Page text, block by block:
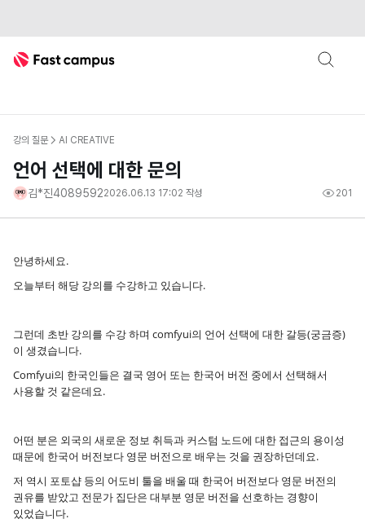
Fast Campus
강의 질문 AI CREATIVE
언어 선택에 대한 문의
김*진40895922026.06.13 17:02 작성 201
안녕하세요.
오늘부터 해당 강의를 수강하고 있습니다.
그런데 초반 강의를 수강 하며 comfyui의 언어 선택에 대한 갈등(궁금증)
이 생겼습니다.
Comfyui의 한국인들은 결국 영어 또는 한국어 버전 중에서 선택해서
사용할 것 같은데요.
어떤 분은 외국의 새로운 정보 취득과 커스텀 노드에 대한 접근의 용이성
때문에 한국어 버전보다 영문 버전으로 배우는 것을 권장하던데요.
저 역시 포토샵 등의 어도비 툴을 배울 때 한국어 버전보다 영문 버전의
권유를 받았고 전문가 집단은 대부분 영문 버전을 선호하는 경향이
있었습니다.